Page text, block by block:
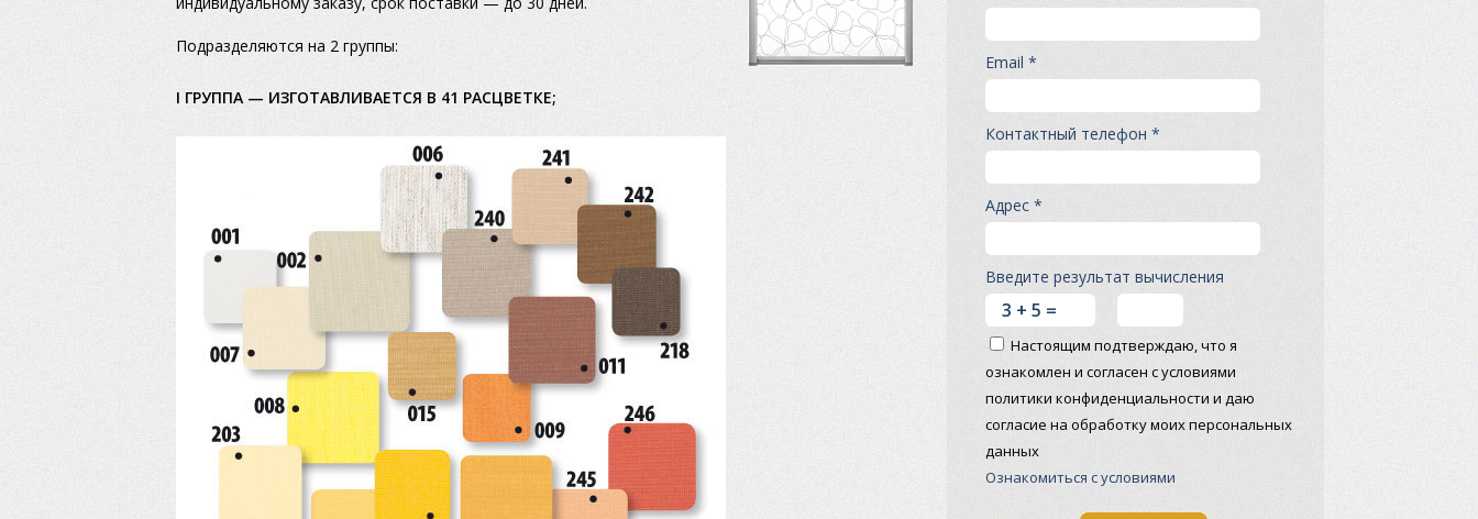
Подразделяются на 2 группы:
I ГРУППА — ИЗГОТАВЛИВАЕТСЯ В 41 РАСЦВЕТКЕ;
Email *
Контактный телефон *
Адрес *
Введите результат вычисления
Настоящим подтверждаю, что я
ознакомлен и согласен с условиями
политики конфиденциальности и даю
согласие на обработку моих персональных
данных
Ознакомиться с условиями